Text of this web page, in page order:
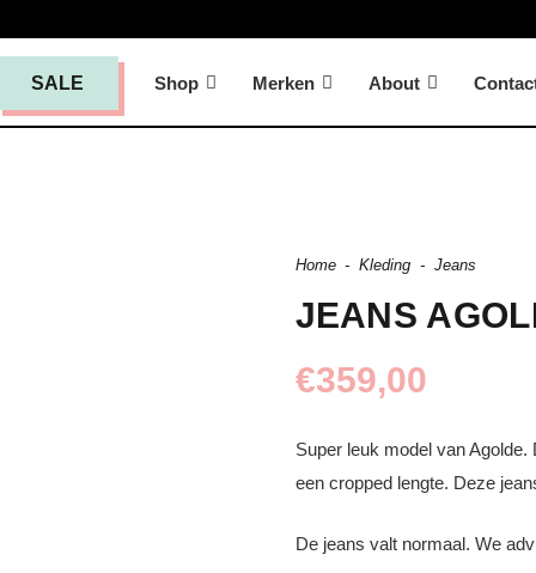
SALE Shop Merken About
Home - Kleding - Jeans
JEANS
€359,00
Super leuk model van
een cropped lengte. Deze
De jeans valt normaal. We